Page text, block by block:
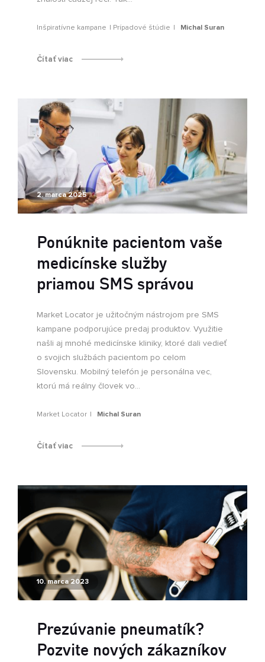
Inšpiratívne kampane Prípadové štúdie Michal Suran
Čítať viac
2. marca 2025
Ponúknite pacientom vaše
medicínske služby
priamou SMS správou
Market Locator je užitočným nástrojom pre SMS
kampane podporujúce predaj produktov. Využitie
našli aj mnohé medicínske kliniky, ktoré dali vedieť
o svojich službách pacientom po celom
Slovensku. Mobilný telefón je personálna vec,
ktorú má reálny človek vo...
Market Locator Michal Suran
Čítať viac
10. marca 2023
Prezúvanie pneumatík?
Pozvite nových zákazníkov